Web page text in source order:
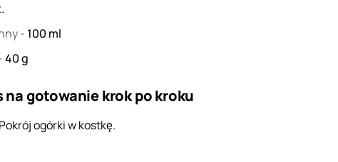
- 100 ml
40g
na gotowanie krok po kroku
Pokrój ogórki w kostkę.